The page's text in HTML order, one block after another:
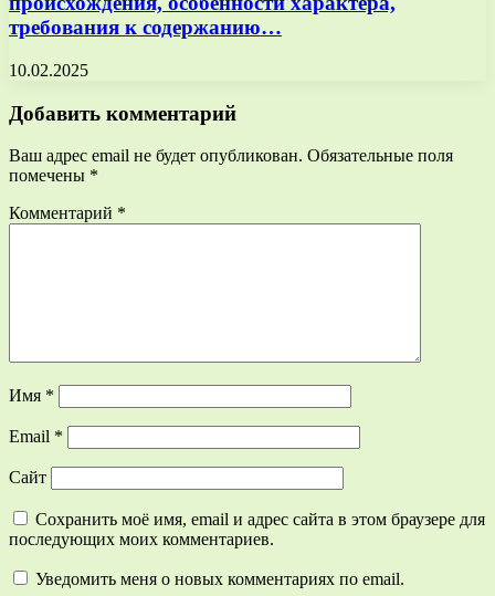
требования к содержанию…
10.02.2025
Добавить комментарий
Ваш адрес email не будет опубликован. Обязательные поля
помечены *
Комментарий *
Имя *
Email *
Сайт
Сохранить моё имя, email и адрес сайта в этом браузере для
последующих моих комментариев.
Уведомить меня о новых комментариях по email.